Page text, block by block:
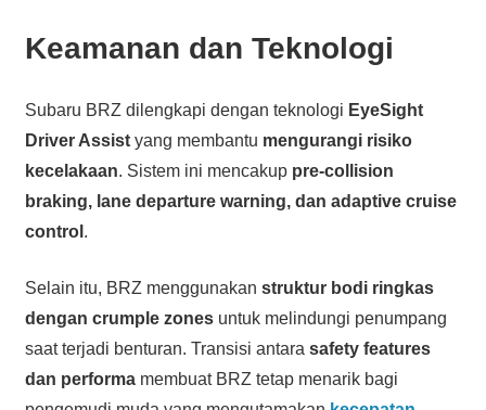
Keamanan dan Teknologi
Subaru BRZ dilengkapi dengan teknologi EyeSight
Driver Assistyang membantu mengurangi risiko
kecelakaan. Sistem ini mencakup pre-collision
braking, lane departure warning, dan adaptive cruise
control .
Selain itu, BRZ menggunakan struktur bodi ringkas
dengan crumple zonesuntuk melindungi penumpang
saat terjadi benturan. Transisi antara safety features
dan performamembuat BRZ tetap menarik bagi